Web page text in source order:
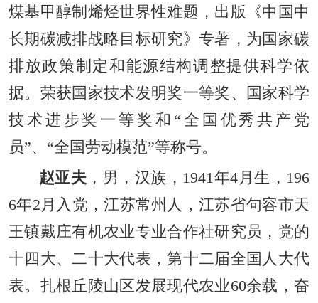
煤基甲醇制烯烃世界性难题，出版《中国中
长期碳减排战略目标研究》专著，为国家碳
排放政策制定和能源结构调整提供科学依
据。荣获国家技术发明奖一等奖、国家科学
技术进步奖一等奖和“全国优秀共产党
员”、“全国劳动模范”等称号。
赵亚夫 ，男，汉族，1941年4月生，196
6年2月入党，江苏常州人，江苏省句容市天
王镇戴庄有机农业专业合作社研究员，党的
十四大、二十大代表，第十二届全国人大代
表。扎根丘陵山区发展现代农业60余载，奋